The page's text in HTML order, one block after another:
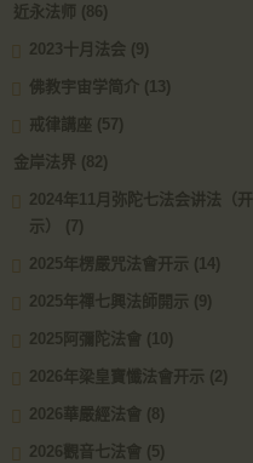
近永法师 (86)
2023十月法会 (9)
佛教宇宙学简介 (13)
戒律講座 (57)
金岸法界 (82)
2024年11月弥陀七法会讲法（开
示）
(7)
2025年楞嚴咒法會开示 (14)
2025年禪七興法師開示 (9)
2025阿彌陀法會 (10)
2026年梁皇寶懺法會开示 (2)
2026華嚴經法會 (8)
2026觀音七法會 (5)